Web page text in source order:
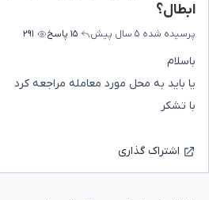
ابطال؟
پرسیده شده ۵ سال پیش ۱۵ پاسخ ۲۹۱
باسلام
یا باید به محل مورد معامله مراجعه کرد
با تشکر
اشتراک گذاری